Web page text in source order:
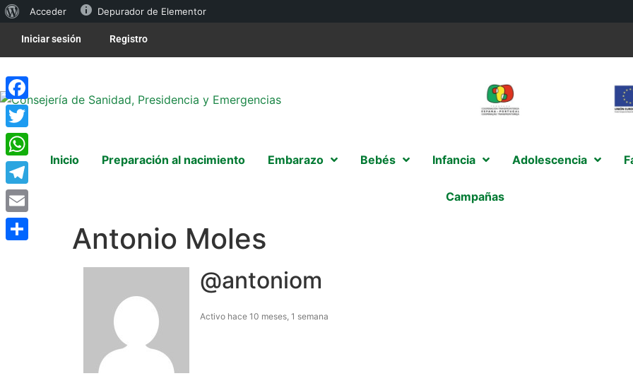
Acceder Depurador de Elementor
Iniciar sesión Registro
Inicio Preparación al nacimiento Embarazo Bebés Infancia Adolescencia
Campañas
Antonio Moles
@antoniom
Activo hace 10 meses, 1 semana
Facebook
Twitter
WhatsApp
Telegram
Email